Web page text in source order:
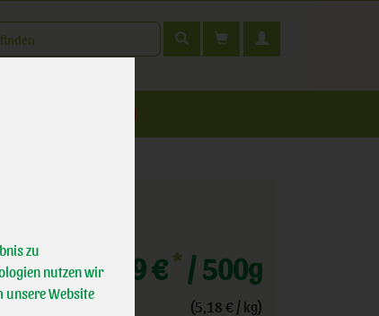
zu
nutzen wir
unsere Website
2,59 € * / 500g
(5,18 € / kg)